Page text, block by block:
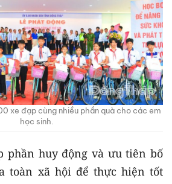
xe đạp cùng nhiều phần quà cho các em
học sinh.
phần huy động và ưu tiên bố
toàn xã hội để thực hiện tốt